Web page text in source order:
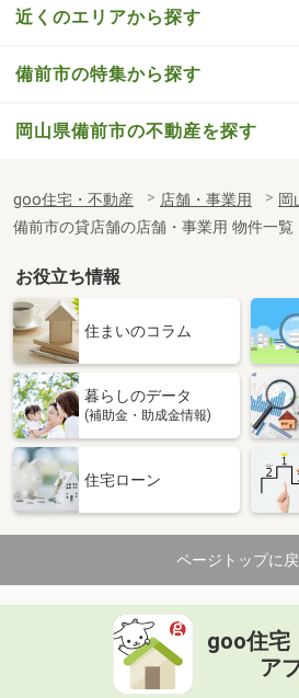
近くのエリアから探す
備前市の特集から探す
岡山県備前市の不動産を探す
goo住宅・不動産 店舗・事業用 岡
備前市の貸店舗の店舗・事業用 物件一覧
お役立ち情報
住まいのコラム
暮らしのデータ
(補助金・助成金情報)
住宅ローン
ページトップに
goo住宅
ア